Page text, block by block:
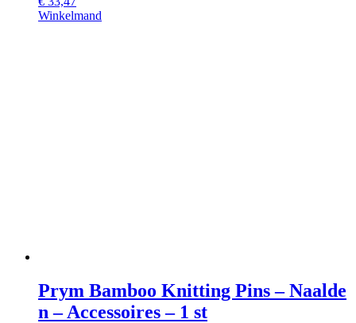
Winkelmand
Prym Bamboo Knitting Pins – Naalde
n – Accessoires – 1 st